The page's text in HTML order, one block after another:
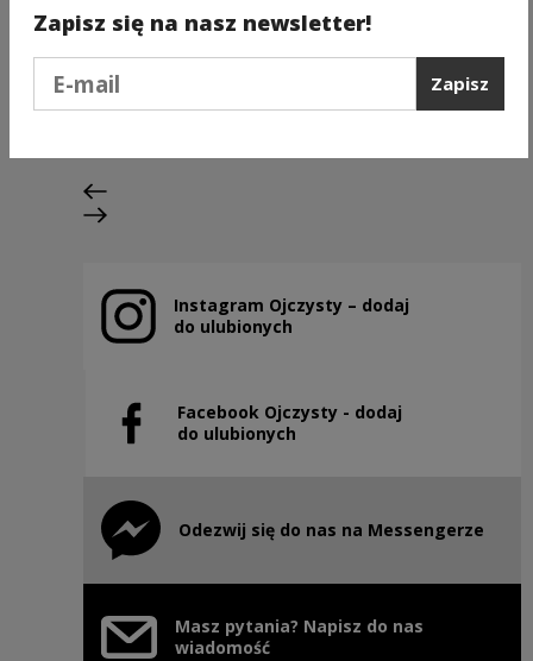
A ja chcę TĘ!
Kategorie:fleksja, poprawność
Poprzedni slajd
Następny slajd
Instagram Ojczysty – dodaj
do ulubionych
Uwaga, link zostanie otwarty w nowym oknie
Facebook Ojczysty - dodaj
do ulubionych
Uwaga, link zostanie otwarty w nowym oknie
Odezwij się do nas na Messengerze
Uwaga, link zostanie otwarty w nowym oknie
Masz pytania? Napisz do nas
wiadomość
Zapisz się na nasz newsletter!
Zapisz